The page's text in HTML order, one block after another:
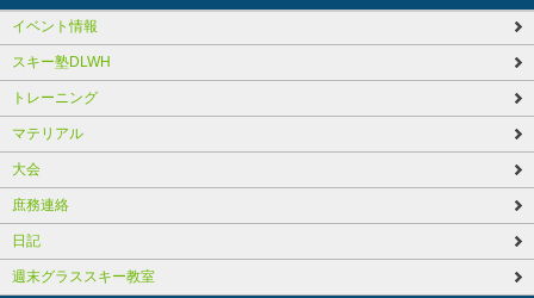
イベント情報
スキー塾DLWH
トレーニング
マテリアル
大会
庶務連絡
日記
週末グラススキー教室